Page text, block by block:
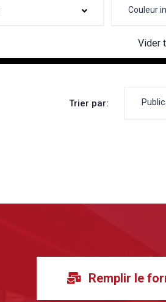
Vider
Trier par:
Remplir le